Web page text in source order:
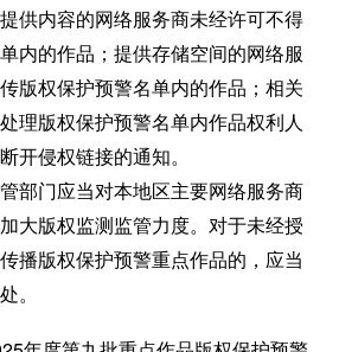
供内容的网络服务商未经许可不得
内的作品；提供存储空间的网络服
版权保护预警名单内的作品；相关
理版权保护预警名单内作品权利人
开侵权链接的通知。
部门应当对本地区主要网络服务商
大版权监测监管力度。对于未经授
播版权保护预警重点作品的，应当
。